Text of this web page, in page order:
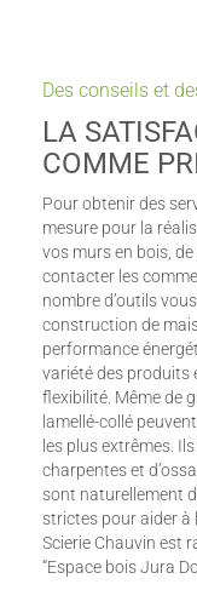
Des conseils et
LA
COMME
Pour obtenir des
mesure pour la
vos murs en bois,
contacter les
nombre d’outils
construction de
performance
variété des produits
flexibilité. Même de
lamellé-collé
les plus extrêmes.
charpentes et
sont naturellement
strictes pour aider à
Scierie Chauvin est
“Espace bois Jura